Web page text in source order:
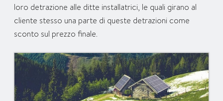
loro detrazione alle ditte installatrici, le quali girano al
cliente stesso una parte di queste detrazioni come
sconto sul prezzo finale.